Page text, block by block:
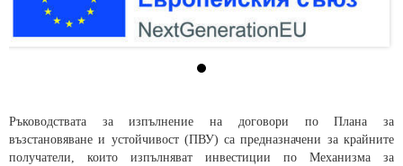
Ръководствата за изпълнение на договори по Плана за
възстановяване и устойчивост (ПВУ) са предназначени за крайните
получатели, които изпълняват инвестиции по Механизма за